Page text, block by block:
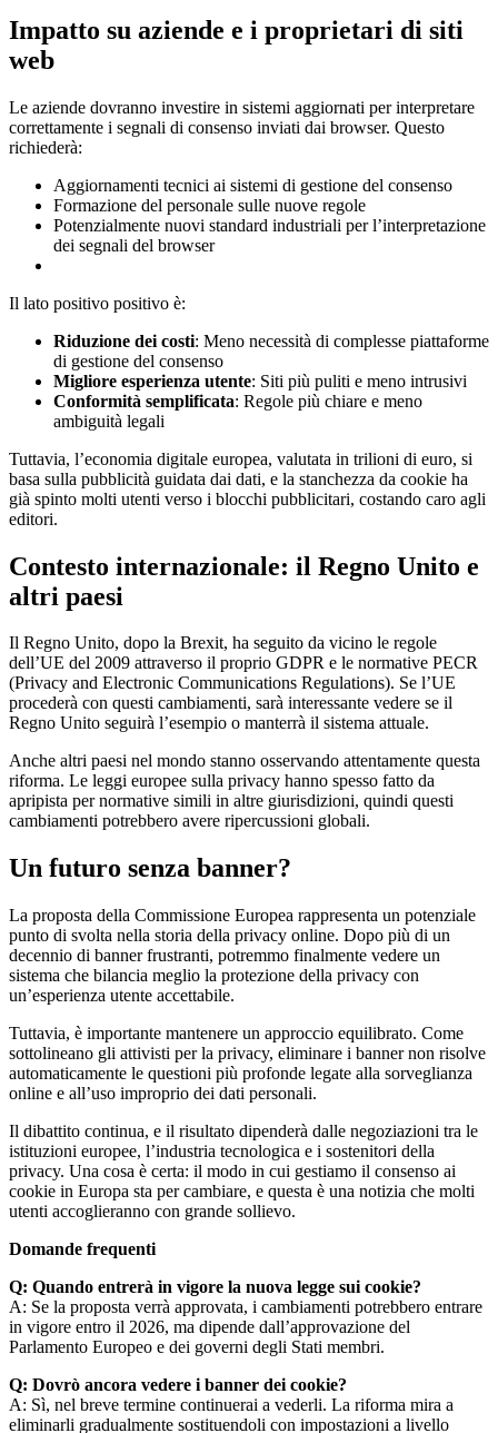
Impatto su aziende e i proprietari di siti
web
Le aziende dovranno investire in sistemi aggiornati per interpretare
correttamente i segnali di consenso inviati dai browser. Questo
richiederà:
Aggiornamenti tecnici ai sistemi di gestione del consenso
Formazione del personale sulle nuove regole
Potenzialmente nuovi standard industriali per l’interpretazione
dei segnali del browser
Il lato positivo positivo è:
Riduzione dei costi: Meno necessità di complesse piattaforme
di gestione del consenso
Migliore esperienza utente: Siti più puliti e meno intrusivi
Conformità semplificata: Regole più chiare e meno
ambiguità legali
Tuttavia, l’economia digitale europea, valutata in trilioni di euro, si
basa sulla pubblicità guidata dai dati, e la stanchezza da cookie ha
già spinto molti utenti verso i blocchi pubblicitari, costando caro agli
editori.
Contesto internazionale: il Regno Unito e
altri paesi
Il Regno Unito, dopo la Brexit, ha seguito da vicino le regole
dell’UE del 2009 attraverso il proprio GDPR e le normative PECR
(Privacy and Electronic Communications Regulations). Se l’UE
procederà con questi cambiamenti, sarà interessante vedere se il
Regno Unito seguirà l’esempio o manterrà il sistema attuale.
Anche altri paesi nel mondo stanno osservando attentamente questa
riforma. Le leggi europee sulla privacy hanno spesso fatto da
apripista per normative simili in altre giurisdizioni, quindi questi
cambiamenti potrebbero avere ripercussioni globali.
Un futuro senza banner?
La proposta della Commissione Europea rappresenta un potenziale
punto di svolta nella storia della privacy online. Dopo più di un
decennio di banner frustranti, potremmo finalmente vedere un
sistema che bilancia meglio la protezione della privacy con
un’esperienza utente accettabile.
Tuttavia, è importante mantenere un approccio equilibrato. Come
sottolineano gli attivisti per la privacy, eliminare i banner non risolve
automaticamente le questioni più profonde legate alla sorveglianza
online e all’uso improprio dei dati personali.
Il dibattito continua, e il risultato dipenderà dalle negoziazioni tra le
istituzioni europee, l’industria tecnologica e i sostenitori della
privacy. Una cosa è certa: il modo in cui gestiamo il consenso ai
cookie in Europa sta per cambiare, e questa è una notizia che molti
utenti accoglieranno con grande sollievo.
Domande frequenti
Q: Quando entrerà in vigore la nuova legge sui cookie?
A: Se la proposta verrà approvata, i cambiamenti potrebbero entrare
in vigore entro il 2026, ma dipende dall’approvazione del
Parlamento Europeo e dei governi degli Stati membri.
Q: Dovrò ancora vedere i banner dei cookie?
A: Sì, nel breve termine continuerai a vederli. La riforma mira a
eliminarli gradualmente sostituendoli con impostazioni a livello